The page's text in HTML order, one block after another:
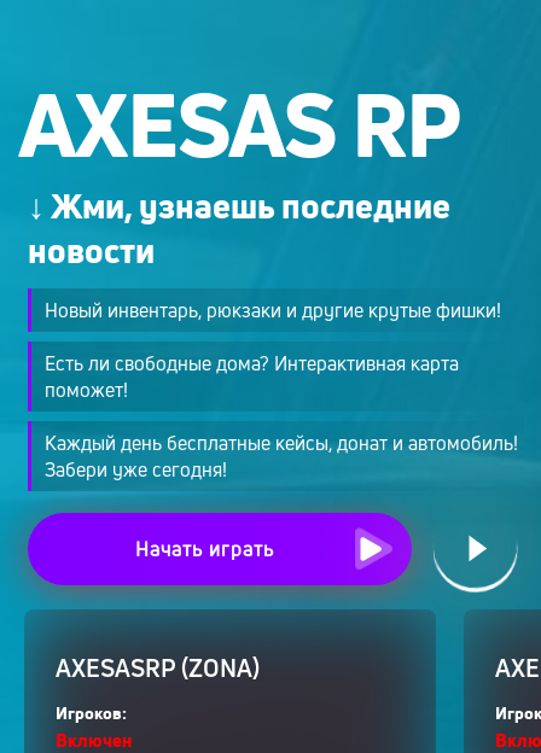
AXESAS RP
↓ Жми, узнаешь последние
новости
Новый инвентарь, рюкзаки и другие крутые фишки!
Есть ли свободные дома? Интерактивная карта
поможет!
Каждый день бесплатные кейсы, донат и автомобиль!
Забери уже сегодня!
Начать играть
AXESASRP (ZONA)
Игроков:
Включен